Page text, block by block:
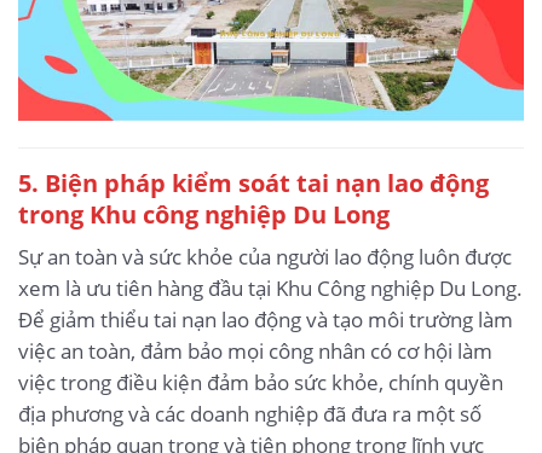
5. Biện pháp kiểm soát tai nạn lao động
trong Khu công nghiệp Du Long
Sự an toàn và sức khỏe của người lao động luôn được
xem là ưu tiên hàng đầu tại Khu Công nghiệp Du Long.
Để giảm thiểu tai nạn lao động và tạo môi trường làm
việc an toàn, đảm bảo mọi công nhân có cơ hội làm
việc trong điều kiện đảm bảo sức khỏe, chính quyền
địa phương và các doanh nghiệp đã đưa ra một số
biện pháp quan trọng và tiên phong trong lĩnh vực